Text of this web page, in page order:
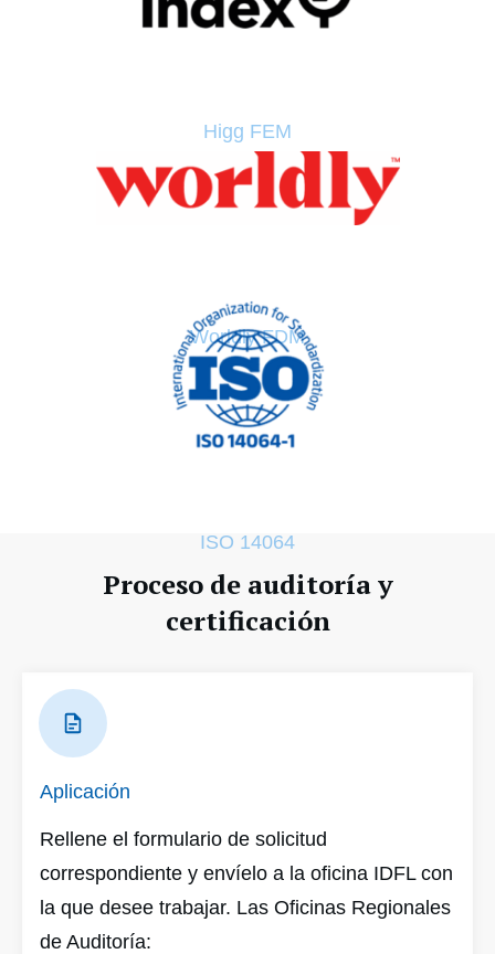
Higg FEM
Worldly FDM
ISO 14064
Proceso de auditoría y
certificación
Aplicación
Rellene el formulario de solicitud
correspondiente y envíelo a la oficina IDFL con
la que desee trabajar. Las Oficinas Regionales
de Auditoría: